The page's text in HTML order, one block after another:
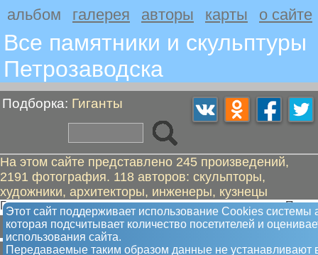
альбом галерея авторы карты о сайте
Все памятники и скульптуры
Петрозаводскa
Подборка: Гиганты
На этом сайте представлено 245 произведений,
2191 фотография. 118 авторов: скульпторы,
художники, архитекторы, инженеры, кузнецы
Этот сайт поддерживает использование Сookies системы
которая подсчитывает количество посетителей и
использования сайта.
Передаваемые таким образом данные не устанавливают
Гигантские предметы и животные - неизменная часть
В Г З К Л О Ф Ч Ш